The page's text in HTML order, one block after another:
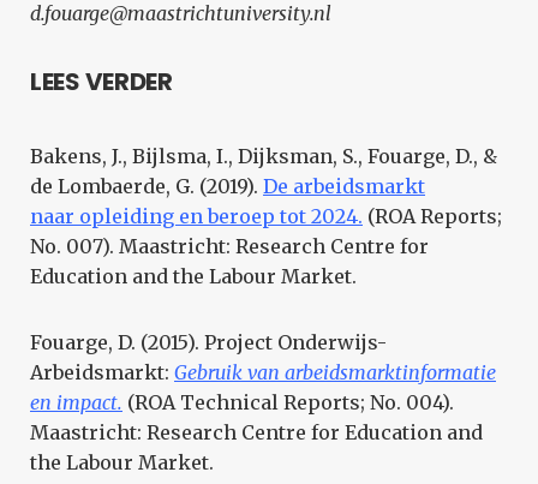
d.fouarge@maastrichtuniversity.nl
LEES VERDER
Bakens, J., Bijlsma, I., Dijksman, S., Fouarge, D., &
de Lombaerde, G. (2019). De arbeidsmarkt
naar opleiding en beroep tot 2024. (ROA Reports;
No. 007). Maastricht: Research Centre for
Education and the Labour Market.
Fouarge, D. (2015). Project Onderwijs-
Arbeidsmarkt: Gebruik van arbeidsmarktinformatie
en impact. (ROA Technical Reports; No. 004).
Maastricht: Research Centre for Education and
the Labour Market.